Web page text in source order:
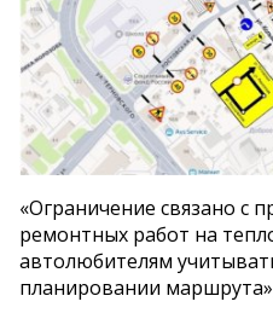
«Ограничение связано с
ремонтных работ на
автолюбителям
планировании